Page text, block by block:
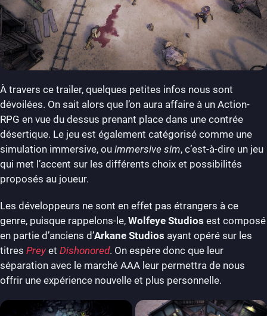
À travers ce trailer, quelques petites infos nous sont
dévoilées. On sait alors que l’on aura affaire à un Action-
RPG en vue du dessus prenant place dans une contrée
désertique. Le jeu est également catégorisé comme une
simulation immersive, ou immersive sim, c’est-à-dire un jeu
qui met l’accent sur les différents choix et possibilités
proposés au joueur.
Les développeurs ne sont en effet pas étrangers à ce
genre, puisque rappelons-le, Wolfeye Studios est composé
en partie d’anciens d’Arkane Studios ayant opéré sur les
titres Prey et Dishonored. On espère donc que leur
séparation avec le marché AAA leur permettra de nous
offrir une expérience nouvelle et plus personnelle.